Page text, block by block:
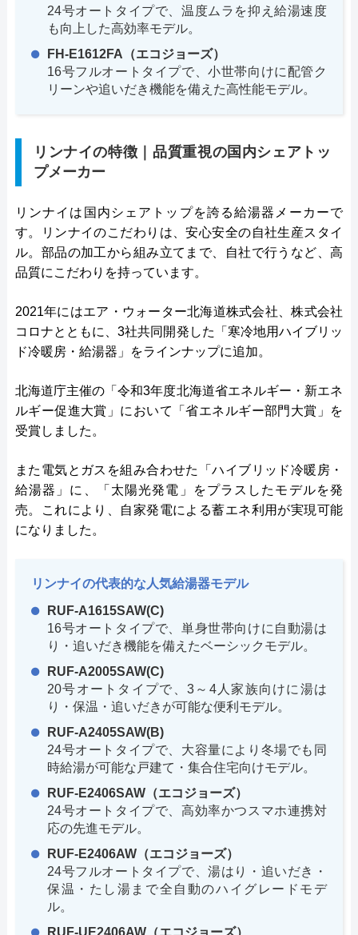
24号オートタイプで、温度ムラを抑え給湯速度
も向上した高効率モデル。
FH-E1612FA（エコジョーズ）
16号フルオートタイプで、小世帯向けに配管ク
リーンや追いだき機能を備えた高性能モデル。
リンナイの特徴｜品質重視の国内シェアトッ
プメーカー
リンナイは国内シェアトップを誇る給湯器メーカーで
す。リンナイのこだわりは、安心安全の自社生産スタイ
ル。部品の加工から組み立てまで、自社で行うなど、高
品質にこだわりを持っています。
2021年にはエア・ウォーター北海道株式会社、株式会社
コロナとともに、3社共同開発した「寒冷地用ハイブリッ
ド冷暖房・給湯器」をラインナップに追加。
北海道庁主催の「令和3年度北海道省エネルギー・新エネ
ルギー促進大賞」において「省エネルギー部門大賞」を
受賞しました。
また電気とガスを組み合わせた「ハイブリッド冷暖房・
給湯器」に、「太陽光発電」をプラスしたモデルを発
売。これにより、自家発電による蓄エネ利用が実現可能
になりました。
リンナイの代表的な人気給湯器モデル
RUF-A1615SAW(C)
16号オートタイプで、単身世帯向けに自動湯は
り・追いだき機能を備えたベーシックモデル。
RUF-A2005SAW(C)
20号オートタイプで、3～4人家族向けに湯は
り・保温・追いだきが可能な便利モデル。
RUF-A2405SAW(B)
24号オートタイプで、大容量により冬場でも同
時給湯が可能な戸建て・集合住宅向けモデル。
RUF-E2406SAW（エコジョーズ）
24号オートタイプで、高効率かつスマホ連携対
応の先進モデル。
RUF-E2406AW（エコジョーズ）
24号フルオートタイプで、湯はり・追いだき・
保温・たし湯まで全自動のハイグレードモデ
ル。
RUF-UE2406AW（エコジョーズ）